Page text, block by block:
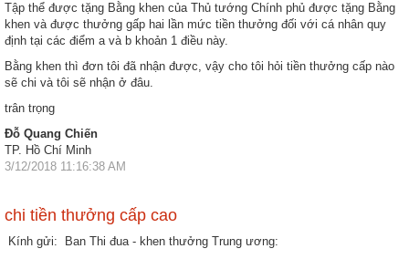
Tập thể được tặng Bằng khen của Thủ tướng Chính phủ được tặng Bằng
khen và được thưởng gấp hai lần mức tiền thưởng đối với cá nhân quy
định tại các điểm a và b khoản 1 điều này.
Bằng khen thì đơn tôi đã nhận được, vậy cho tôi hỏi tiền thưởng cấp nào
sẽ chi và tôi sẽ nhận ở đâu.
trân trọng
Đỗ Quang Chiến
TP. Hồ Chí Minh
3/12/2018 11:16:38 AM
chi tiền thưởng cấp cao
Kính gửi: Ban Thi đua - khen thưởng Trung ương: